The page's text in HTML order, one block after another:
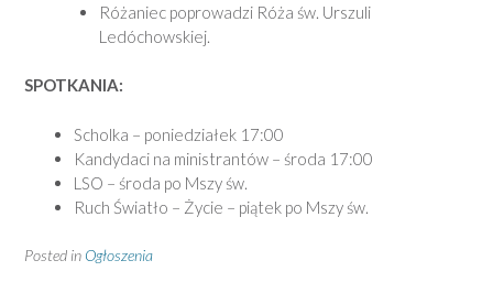
Różaniec poprowadzi Róża św. Urszuli
Ledóchowskiej.
SPOTKANIA:
Scholka – poniedziałek 17:00
Kandydaci na ministrantów – środa 17:00
LSO – środa po Mszy św.
Ruch Światło – Życie – piątek po Mszy św.
Posted in Ogłoszenia